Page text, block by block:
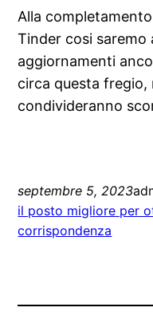
Alla
Tinder cosi saremo
aggiornamenti
circa questa
condivideranno
septembre 5, 2023
il posto migliore per
corrispondenza